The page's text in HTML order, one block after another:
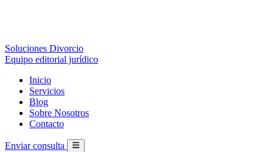
Soluciones Divorcio
Equipo editorial jurídico
Inicio
Servicios
Blog
Sobre Nosotros
Contacto
Enviar consulta